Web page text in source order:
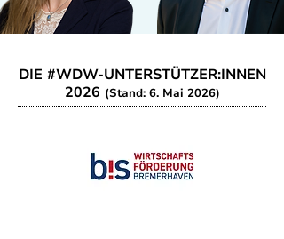
DIE #WDW-UNTERSTÜTZER:INNEN
2026 (Stand: 6. Mai 2026)